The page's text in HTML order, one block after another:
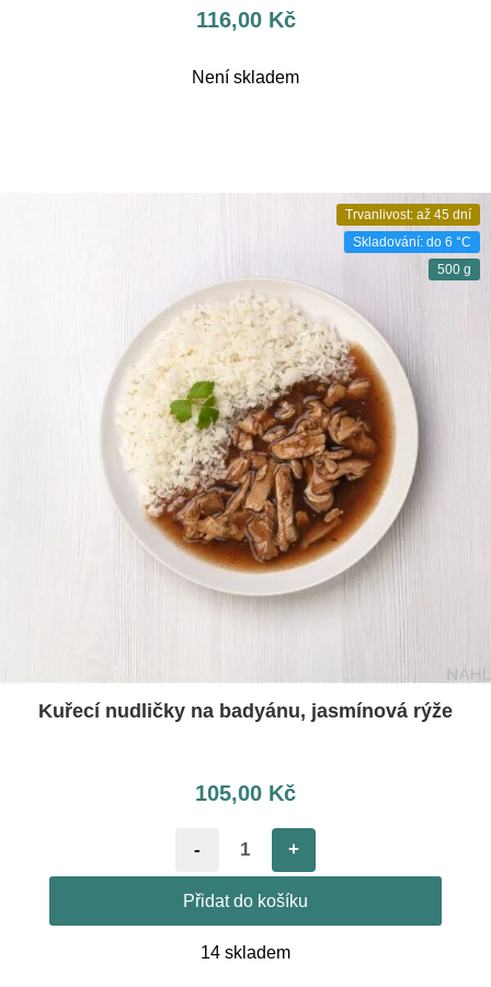
116,00 Kč
Není skladem
Trvanlivost: až 45 dní
Skladování: do 6 °C
500 g
Kuřecí nudličky na badyánu, jasmínová rýže
105,00 Kč
- +
Přidat do košíku
14 skladem